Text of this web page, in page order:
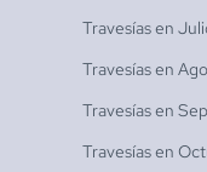
Travesías en
Travesías en
Travesías en
Travesías en